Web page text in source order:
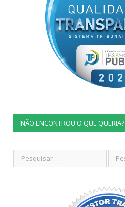
NÃO ENCONTROU O QUE QUERIA?